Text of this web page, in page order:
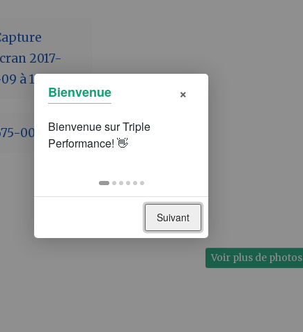
Voir plus de photos
Bienvenue ×
Suivant